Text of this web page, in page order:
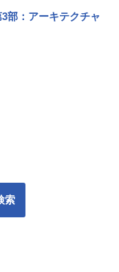
部：アーキテクチャ
索